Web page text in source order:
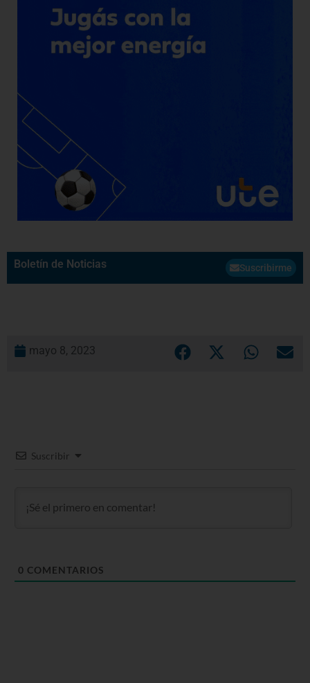
Boletín de Noticias Suscribirme
mayo 8, 2023
Suscribir
0 COMENTARIOS